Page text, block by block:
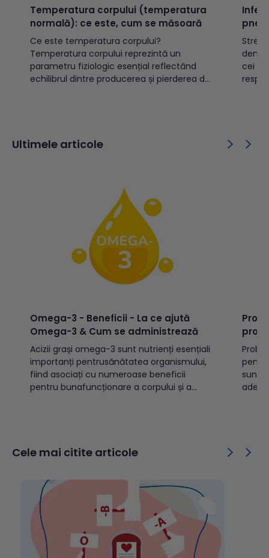
Temperatura corpului (temperatura
normală): ce este, cum se măsoară
Ce este temperatura corpului?
Temperatura corpului reprezintă un
parametru fiziologic esențial reflectând
echilibrul dintre producerea și pierderea de
(în mod normal între 36,1°C și 37,2°C,
cei
și în
Ultimele articole
Omega-3 - Beneficii - La ce ajută
Omega-3 & Cum se administrează
Acizii grași omega-3 sunt nutrienți esențiali
importanți pentrusănătatea organismului,
fiind asociați cu numeroase beneficii
pentru bunafuncționare a corpului și a
grași esențiali?Rolul omega-3 în
Cele mai citite articole